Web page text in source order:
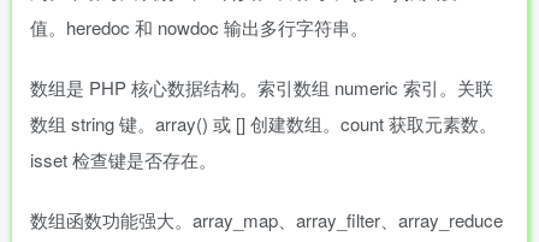
值。heredoc 和 nowdoc 输出多行字符串。
数组是 PHP 核心数据结构。索引数组 numeric 索引。关联
数组 string 键。array() 或 [] 创建数组。count 获取元素数。
isset 检查键是否存在。
数组函数功能强大。array_map、array_filter、array_reduce